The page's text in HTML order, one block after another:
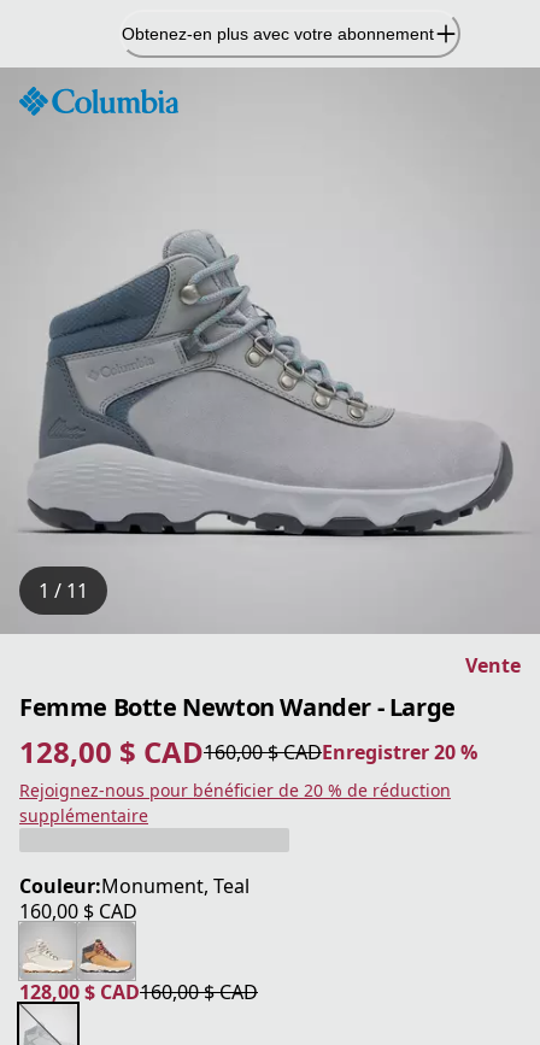
contenu
Obtenez-en plus avec votre abonnement
1 / 11
Vente
Femme Botte Newton Wander - Large
128,00 $ CAD
prix actuel 128,00 $ CAD160,00 $ CAD
prix original 160,00 $ CAD Enregistrer 20 %
Enregistrer 20 %
Rejoignez-nous pour bénéficier de 20 % de réduction
supplémentaire
Couleur:Monument, Teal
160,00 $ CAD
prix actuel 160,00 $ CAD
128,00 $ CAD
prix actuel 128,00 $ CAD
160,00 $ CAD
prix original 160,00 $ CAD